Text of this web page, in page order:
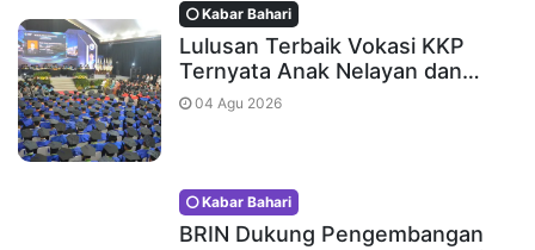
Kabar Bahari
Lulusan Terbaik Vokasi KKP
Ternyata Anak Nelayan dan…
04 Agu 2026
Kabar Bahari
BRIN Dukung Pengembangan